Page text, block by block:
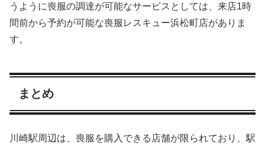
うように喪服の調達が可能なサービスとしては、来店1時
間前から予約が可能な喪服レスキュー浜松町店がありま
す。
まとめ
川崎駅周辺は、喪服を購入できる店舗が限られており、駅